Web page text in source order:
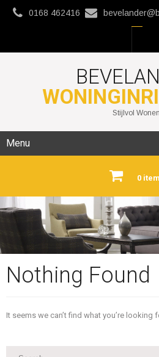
0168 462416
Stijlvol
Menu
0
Nothing Found
It seems we can’t find what you’re looking